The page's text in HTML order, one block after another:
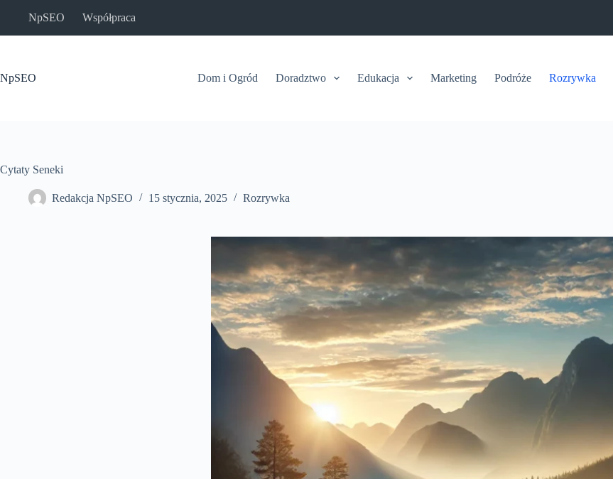
NpSEO Współpraca
NpSEO Dom i Ogród Doradztwo Edukacja Marketing Podróże Rozrywka
Cytaty Seneki
Redakcja NpSEO 15 stycznia, 2025 Rozrywka